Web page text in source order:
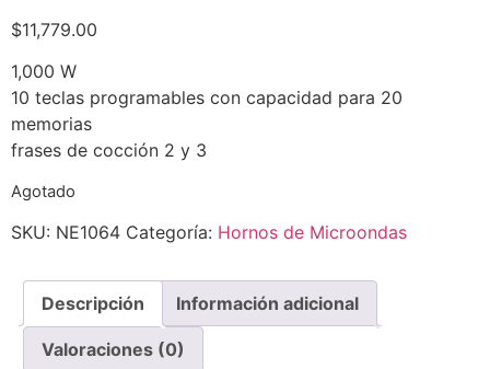
$11,779.00
1,000 W
10 teclas programables con capacidad para 20
memorias
frases de cocción 2 y 3
Agotado
SKU: NE1064 Categoría: Hornos de Microondas
Descripción Información adicional
Valoraciones (0)